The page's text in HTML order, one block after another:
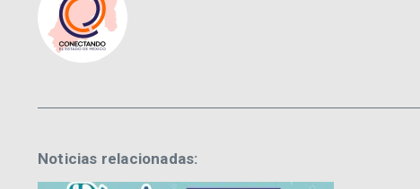
Noticias relacionadas: